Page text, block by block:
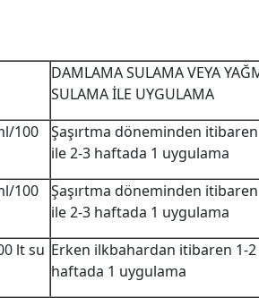
DAMLAMA SULAMA VEYA
SULAMA İLE UYGULAMA
100
Şaşırtma döneminden
ile 2-3 haftada 1 uygulama
100
Şaşırtma döneminden
ile 2-3 haftada 1 uygulama
lt su Erken ilkbahardan itibaren 1-
haftada 1 uygulama